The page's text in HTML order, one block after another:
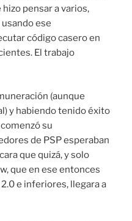
pensar a varios,
ese
código casero en
El trabajo
(aunque
y habiendo tenido éxito
su
de PSP esperaban
que quizá, y solo
que en ese entonces
e inferiores, llegara a